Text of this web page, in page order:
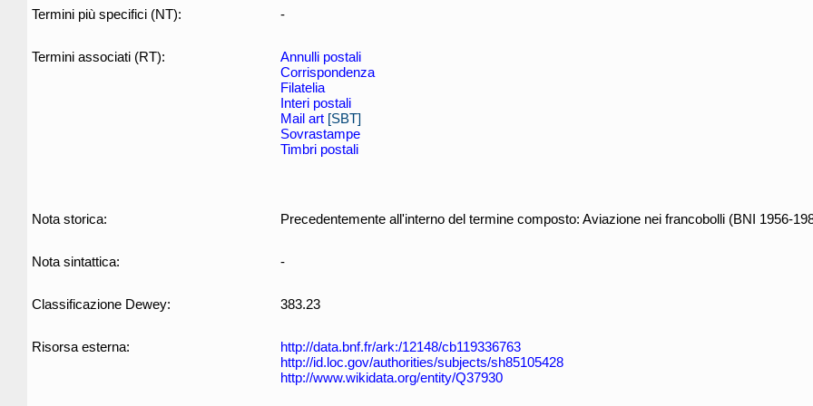
Termini più specifici (NT): -
Termini associati (RT):
Annulli postali
Corrispondenza
Filatelia
Interi postali
Mail art [SBT]
Sovrastampe
Timbri postali
Nota storica: Precedentemente all'interno del termine composto: Aviazione nei francobolli (BNI 1956-
Nota sintattica: -
Classificazione Dewey: 383.23
Risorsa esterna:
http://data.bnf.fr/ark:/12148/cb119336763
http://id.loc.gov/authorities/subjects/sh85105428
http://www.wikidata.org/entity/Q37930